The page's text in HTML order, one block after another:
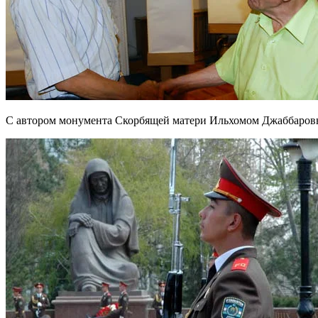
С автором монумента Скорбящей матери Ильхомом